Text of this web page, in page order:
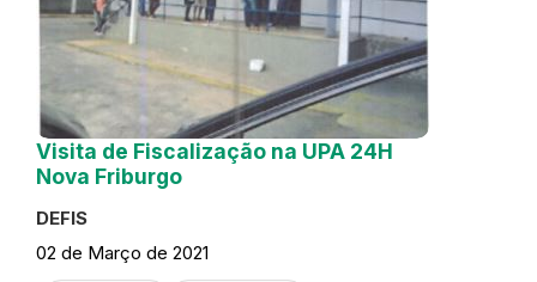
Visita de Fiscalização na UPA 24H
Nova Friburgo
DEFIS
02 de Março de 2021